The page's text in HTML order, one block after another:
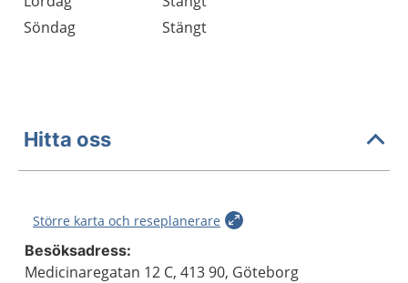
Söndag
Stängt
Hitta oss
Större karta och reseplanerare
Besöksadress:
Medicinaregatan 12 C, 413 90, Göteborg